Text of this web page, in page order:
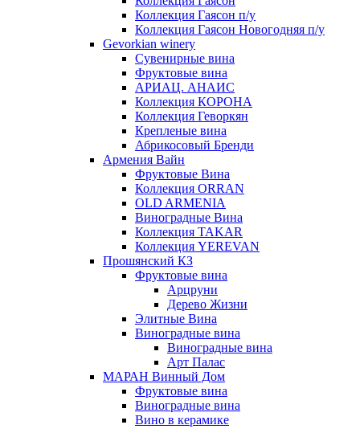
Коллекция Гаясон п/у
Коллекция Гаясон Новогодняя п/у
Gevorkian winery
Сувенирные вина
Фруктовые вина
АРИАЦ. АНАИС
Коллекция КОРОНА
Коллекция Геворкян
Крепленые вина
Абрикосовый Бренди
Армения Вайн
Фруктовые Вина
Коллекция ORRAN
OLD ARMENIA
Виноградные Вина
Коллекция TAKAR
Коллекция YEREVAN
Прошянский КЗ
Фруктовые вина
Арцруни
Дерево Жизни
Элитные Вина
Виноградные вина
Виноградные вина
Арт Палас
МАРАН Винный Дом
Фруктовые вина
Виноградные вина
Вино в керамике